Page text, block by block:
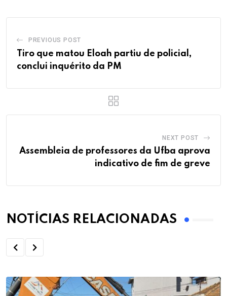
PREVIOUS POST
Tiro que matou Eloah partiu de policial,
conclui inquérito da PM
NEXT POST
Assembleia de professores da Ufba aprova
indicativo de fim de greve
NOTÍCIAS RELACIONADAS